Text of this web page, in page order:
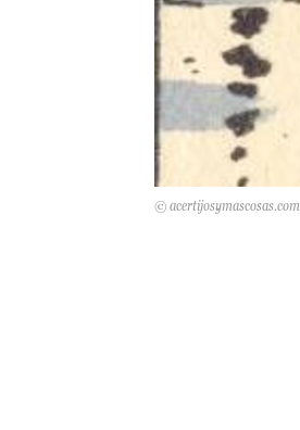
© acertijosymascosas.com